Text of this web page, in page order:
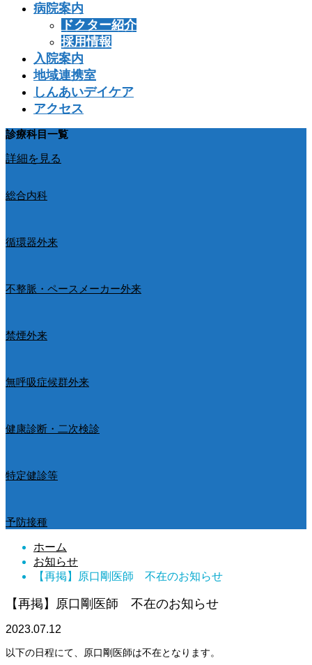
病院案内
ドクター紹介
採用情報
入院案内
地域連携室
しんあいデイケア
アクセス
診療科目一覧
詳細を見る
総合内科
循環器外来
不整脈・ペースメーカー外来
禁煙外来
無呼吸症候群外来
健康診断・二次検診
特定健診等
予防接種
ホーム
お知らせ
【再掲】原口剛医師 不在のお知らせ
【再掲】原口剛医師 不在のお知らせ
2023.07.12
以下の日程にて、原口剛医師は不在となります。